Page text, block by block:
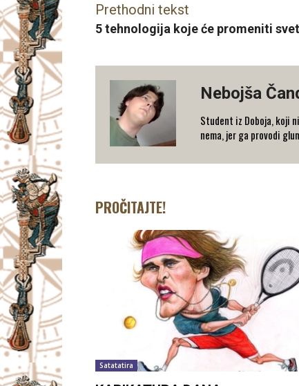
Prethodni tekst
5 tehnologija koje će promeniti
Nebojša
Student iz Doboja, koji
nema, jer ga provodi
PROČITAJTE!
Satatatira